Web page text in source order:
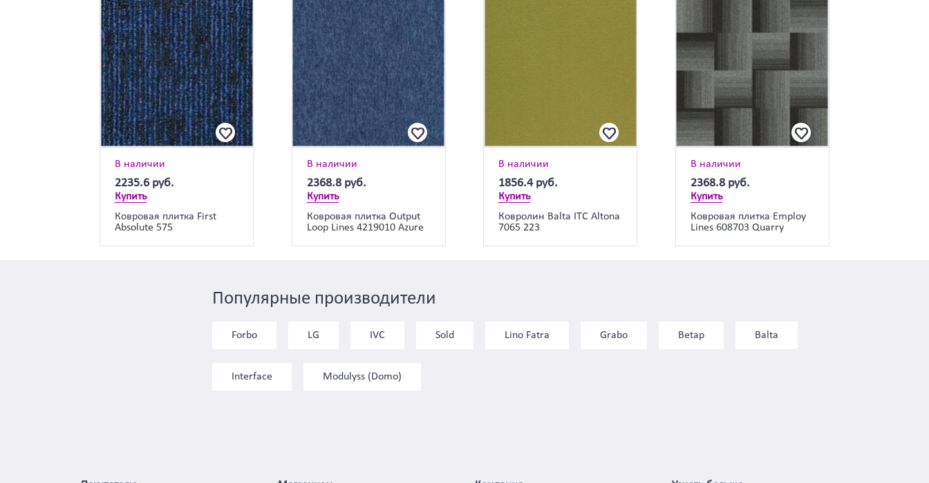
В наличии
2235.6 руб.
Купить
Ковровая плитка First
Absolute 575
В наличии
2368.8 руб.
Купить
Ковровая плитка Output
Loop Lines 4219010 Azure
В наличии
1856.4 руб.
Купить
Ковролин Balta ITC Altona
7065 223
В наличии
2368.8 руб.
Купить
Ковровая плитка Employ
Lines 608703 Quarry
Популярные производители
Forbo LG IVC Sold Lino Fatra Grabo Betap Balta
Interface Modulyss (Domo)